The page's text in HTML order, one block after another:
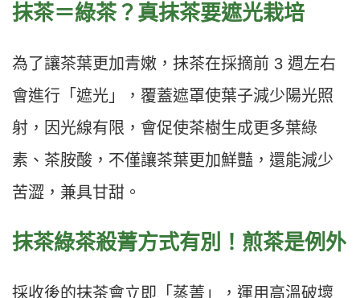
抹茶＝綠茶？真抹茶要遮光栽培
為了讓茶葉更加青嫩，抹茶在採摘前 3 週左右
會進行「遮光」，覆蓋遮罩使葉子減少陽光照
射，因光線有限，會促使茶樹生成更多葉綠
素、茶胺酸，不僅讓茶葉更加鮮豔，還能減少
苦澀，兼具甘甜。
抹茶綠茶殺菁方式有別！ 煎茶是例外
採收後的抹茶會立即「蒸菁」，運用高溫破壞